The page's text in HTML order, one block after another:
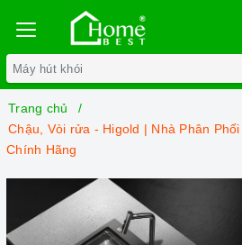
Trang chủ
Chậu, Vòi rửa - Higold | Nhà Phân
Chính Hãng